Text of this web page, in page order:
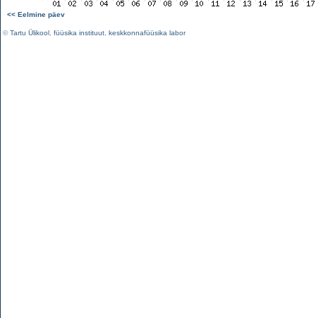
<< Eelmine päev
©Tartu Ülikool füüsika instituut keskkonnafüüsika labor